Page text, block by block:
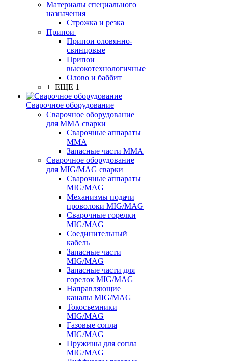
Материалы специального
назначения
Строжка и резка
Припои
Припои оловянно-
свинцовые
Припои
высокотехнологичные
Олово и баббит
+ ЕЩЕ 1
Сварочное оборудование
Сварочное оборудование
для MMA сварки
Сварочные аппараты
MMA
Запасные части MMA
Сварочное оборудование
для MIG/MAG сварки
Сварочные аппараты
MIG/MAG
Механизмы подачи
проволоки MIG/MAG
Сварочные горелки
MIG/MAG
Соединительный
кабель
Запасные части
MIG/MAG
Запасные части для
горелок MIG/MAG
Направляющие
каналы MIG/MAG
Токосъемники
MIG/MAG
Газовые сопла
MIG/MAG
Пружины для сопла
MIG/MAG